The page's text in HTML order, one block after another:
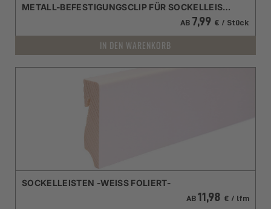
METALL-BEFESTIGUNGSCLIP FÜR SOCKELLEISTEN CLIPSTAR
AB 7,99 € / Stück
IN DEN WARENKORB
SOCKELLEISTEN -WEISS FOLIERT-
AB 11,98 € / lfm